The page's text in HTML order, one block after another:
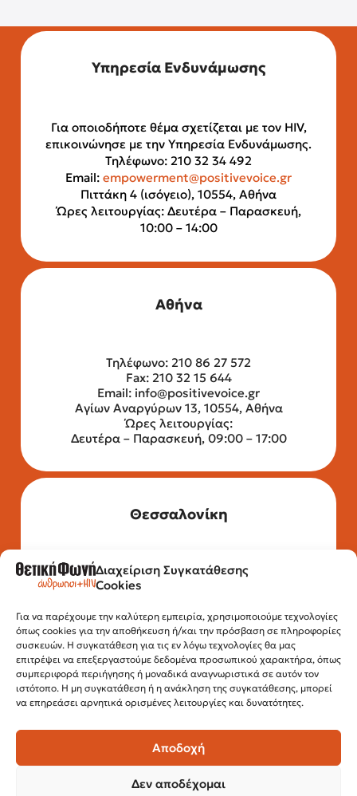
Διαχείριση Συγκατάθεσης
Cookies
Για να παρέχουμε την καλύτερη εμπειρία, χρησιμοποιούμε τεχνολογίες
όπως cookies για την αποθήκευση ή/και την πρόσβαση σε πληροφορίες
συσκευών. Η συγκατάθεση για τις εν λόγω τεχνολογίες θα μας
επιτρέψει να επεξεργαστούμε δεδομένα προσωπικού χαρακτήρα, όπως
συμπεριφορά περιήγησης ή μοναδικά αναγνωριστικά σε αυτόν τον
ιστότοπο. Η μη συγκατάθεση ή η ανάκληση της συγκατάθεσης, μπορεί
να επηρεάσει αρνητικά ορισμένες λειτουργίες και δυνατότητες.
Αποδοχή
Δεν αποδέχομαι
Υπηρεσία Ενδυνάμωσης
Για οποιοδήποτε θέμα σχετίζεται με τον HIV,
επικοινώνησε με την Υπηρεσία Ενδυνάμωσης.
Τηλέφωνο: 210 32 34 492
Email: empowerment@positivevoice.gr
Πιττάκη 4 (ισόγειο), 10554, Αθήνα
Ώρες λειτουργίας: Δευτέρα – Παρασκευή,
10:00 – 14:00
Αθήνα
Τηλέφωνο: 210 86 27 572
Fax: 210 32 15 644
Email: info@positivevoice.gr
Αγίων Αναργύρων 13, 10554, Αθήνα
Ώρες λειτουργίας:
Δευτέρα – Παρασκευή, 09:00 – 17:00
Θεσσαλονίκη
Τηλέφωνο: 2315 525 020
Fax: 210 32 15 644
Εγνατίας 112, 3ος όροφος, 54622,
Θεσσαλονίκη
Ώρες λειτουργίας:
Δευτέρα – Παρασκευή, 10:00 –14:00